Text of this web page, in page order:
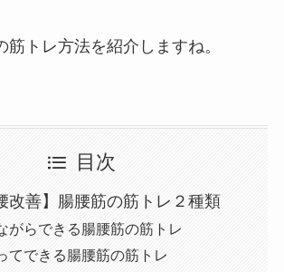
筋トレ方法を紹介しますね。
目次
改善】腸腰筋の筋トレ２種類
がらできる腸腰筋の筋トレ
てできる腸腰筋の筋トレ